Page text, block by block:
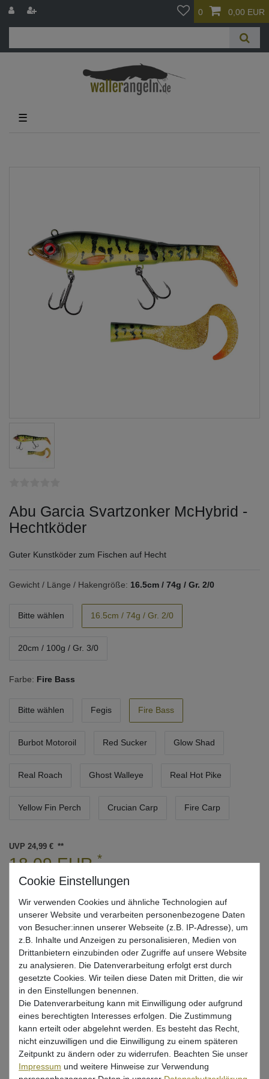
0 0,00 EUR
☰
Abu Garcia Svartzonker McHybrid -
Hechtköder
Guter Kunstköder zum Fischen auf Hecht
Gewicht / Länge / Hakengröße: 16.5cm / 74g / Gr. 2/0
Bitte wählen 16.5cm / 74g / Gr. 2/0
20cm / 100g / Gr. 3/0
Farbe: Fire Bass
Bitte wählen Fegis Fire Bass
Burbot Motoroil Red Sucker Glow Shad
Real Roach Ghost Walleye Real Hot Pike
Yellow Fin Perch Crucian Carp Fire Carp
UVP 24,99 €
18,09 EUR*
* inkl. ges. MwSt. zzgl.Versandkosten
Informationen zur Berechnung des Liefertermins hier
Nur noch 4 Stück verfügbar
In den Warenkorb
Wir verwenden Cookies und ähnliche Technologien auf
unserer Website und verarbeiten personenbezogene Daten
von Besucher:innen unserer Webseite (z.B. IP-Adresse), um
z.B. Inhalte und Anzeigen zu personalisieren, Medien von
Drittanbietern einzubinden oder Zugriffe auf unsere Website
zu analysieren. Die Datenverarbeitung erfolgt erst durch
gesetzte Cookies. Wir teilen diese Daten mit Dritten, die wir
in den Einstellungen benennen.
Die Datenverarbeitung kann mit Einwilligung oder aufgrund
eines berechtigten Interesses erfolgen. Die Zustimmung
kann erteilt oder abgelehnt werden. Es besteht das Recht,
nicht einzuwilligen und die Einwilligung zu einem späteren
Zeitpunkt zu ändern oder zu widerrufen. Beachten Sie unser
Impressum und weitere Hinweise zur Verwendung